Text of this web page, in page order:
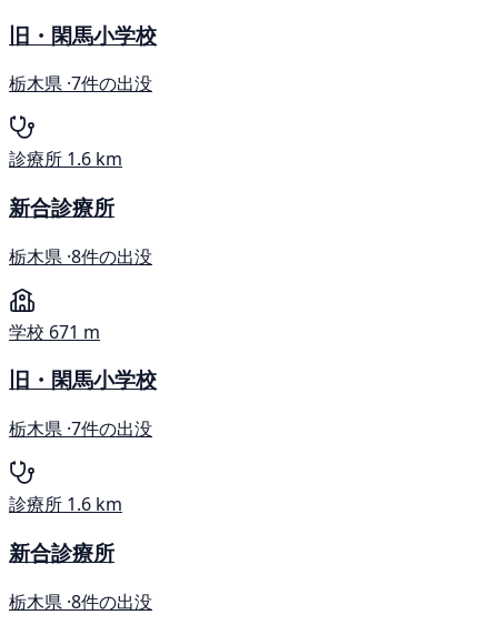
旧・閑馬小学校
栃木県 ·7件の出没
診療所 1.6 km
新合診療所
栃木県 ·8件の出没
学校 671 m
旧・閑馬小学校
栃木県 ·7件の出没
診療所 1.6 km
新合診療所
栃木県 ·8件の出没